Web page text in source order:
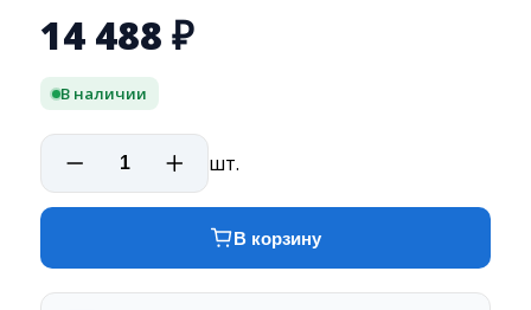
14 488 ₽
В наличии
шт.
В корзину